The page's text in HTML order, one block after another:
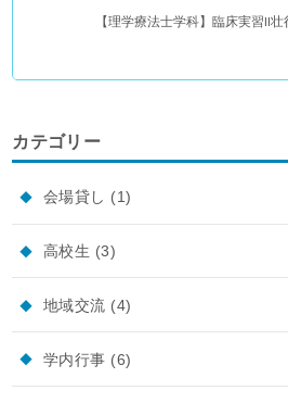
【理学療法士学科】臨床実習Ⅱ壮
カテゴリー
会場貸し (1)
高校生 (3)
地域交流 (4)
学内行事 (6)